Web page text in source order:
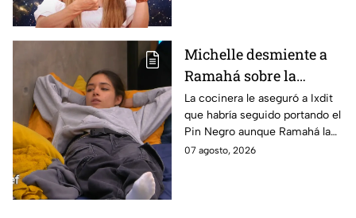
Michelle desmiente a
Ramahá sobre la
designación del Pin
Negro a un integrante
de las "Divas" en
MasterChef 24/7
La cocinera le aseguró a Ixdit
que habría seguido portando el
Pin Negro aunque Ramahá la
hubiera subido al balcón
07 agosto, 2026